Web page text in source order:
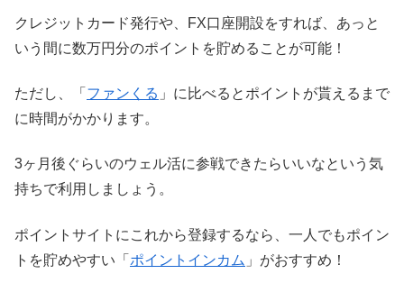
クレジットカード発行や、FX口座開設をすれば、あっと
いう間に数万円分のポイントを貯めることが可能！
ただし、「 ファンくる 」に比べるとポイントが貰えるまで
に時間がかかります。
3ヶ月後ぐらいのウェル活に参戦できたらいいなという気
持ちで利用しましょう。
ポイントサイトにこれから登録するなら、一人でもポイン
トを貯めやすい「 ポイントインカム 」がおすすめ！